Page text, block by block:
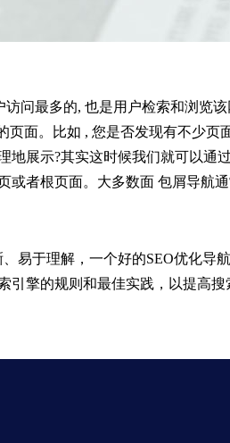
问最多的, 也是用户检索和浏览
面。比如 , 您是否发现有不少
展示?其实这时候我们就可以
者根页面。大多数面 包屑导航
易于理解，一个好的SEO优化
擎的规则和最佳实践，以提高搜